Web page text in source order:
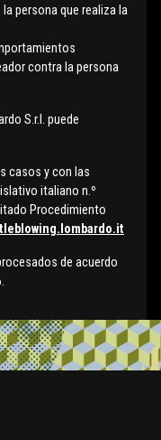
persona que realiza la
contra la persona
S.r.l. puede
casos y con las
italiano n.º
Procedimiento
de acuerdo